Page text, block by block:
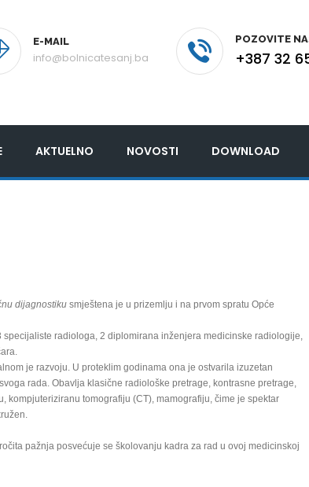
E-MAIL
info@bolnicatesanj.ba
POZOVITE
+387 32
AKTUELNO NOVOSTI DOWNLOAD
dijagnostiku smještena je u prizemlju i na prvom spratu Opće
specijaliste radiologa, 2 diplomirana inženjera medicinske radiologije,
je razvoju. U proteklim godinama ona je ostvarila izuzetan
rada. Obavlja klasične radiološke pretrage, kontrasne pretrage,
kompjuteriziranu tomografiju (CT), mamografiju, čime je spektar
pažnja posvećuje se školovanju kadra za rad u ovoj medicinskoj